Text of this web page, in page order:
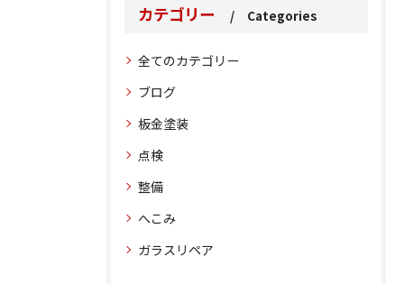
カテゴリー Categories
全てのカテゴリー
ブログ
板金塗装
点検
整備
へこみ
ガラスリペア